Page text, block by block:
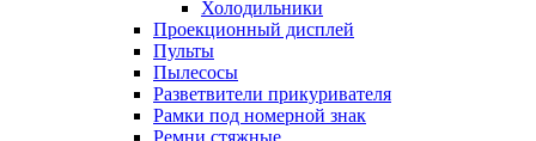
Холодильники
Проекционный дисплей
Пульты
Пылесосы
Разветвители прикуривателя
Рамки под номерной знак
Ремни стяжные